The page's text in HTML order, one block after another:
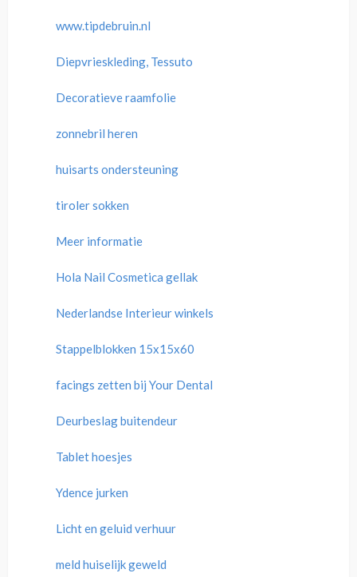
www.tipdebruin.nl
Diepvrieskleding, Tessuto
Decoratieve raamfolie
zonnebril heren
huisarts ondersteuning
tiroler sokken
Meer informatie
Hola Nail Cosmetica gellak
Nederlandse Interieur winkels
Stappelblokken 15x15x60
facings zetten bij Your Dental
Deurbeslag buitendeur
Tablet hoesjes
Ydence jurken
Licht en geluid verhuur
meld huiselijk geweld